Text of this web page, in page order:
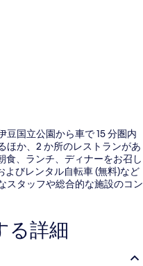
国立公園から車で 15 分圏内
ほか、2 か所のレストランがあ
食、ランチ、ディナーをお召し
びレンタル自転車 (無料)など
スタッフや総合的な施設のコン
る詳細